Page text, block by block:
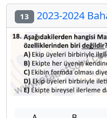
13 2023-2024